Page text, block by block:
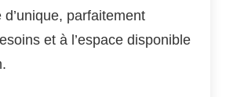
parfaitement
et à l’espace disponible